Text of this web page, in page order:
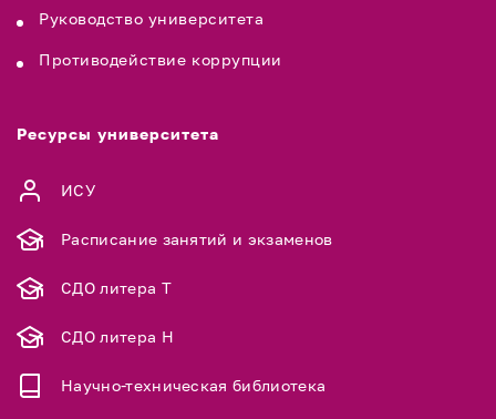
Руководство университета
Противодействие коррупции
Ресурсы университета
ИСУ
Расписание занятий и экзаменов
СДО литера Т
СДО литера Н
Научно-техническая библиотека